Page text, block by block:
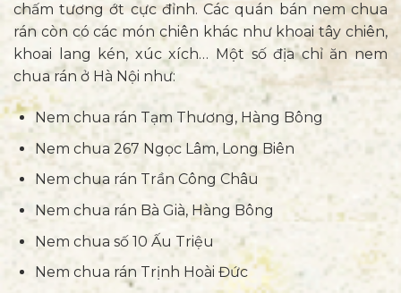
chấm tương ớt cực đỉnh. Các quán bán nem chua
rán còn có các món chiên khác như khoai tây chiên,
khoai lang kén, xúc xích… Một số địa chỉ ăn nem
chua rán ở Hà Nội như:
Nem chua rán Tạm Thương, Hàng Bông
Nem chua 267 Ngọc Lâm, Long Biên
Nem chua rán Trần Công Châu
Nem chua rán Bà Già, Hàng Bông
Nem chua số 10 Ấu Triệu
Nem chua rán Trịnh Hoài Đức